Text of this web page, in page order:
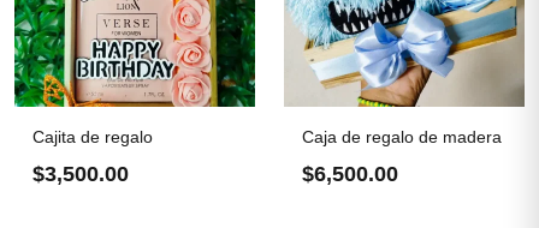
Cajita de regalo
$3,500.00
Caja de regalo de madera
$6,500.00